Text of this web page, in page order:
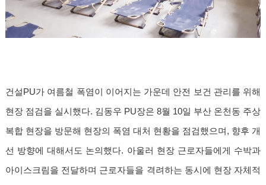
건설PU가 여름철 폭염이 이어지는 가운데 안전 보건 관리를 위해
현장 점검을 실시했다. 김동우 PU장은 8월 10일 부산 온천동 주상
복합 현장을 방문해 현장의 폭염 대처 현황을 점검했으며, 향후 개
선 방향에 대해서도 논의했다. 아울러 현장 근로자들에게 수박과
아이스크림을 전달하며 근로자들을 격려하는 동시에 현장 자체적